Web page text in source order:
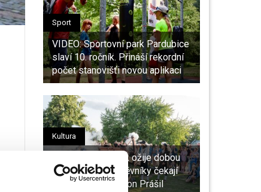
Sport
VIDEO: Sportovní park Pardubice
slaví 10. ročník. Přináší rekordní
počet stanovišťi novou aplikaci
Kultura
Pardubický zámek ožije dobou
Pernštejnů. Návštěvníky čekají
kanony, šerm i Baron Prášil